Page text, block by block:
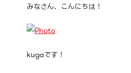
みなさん、こんにちは！
kugaです！